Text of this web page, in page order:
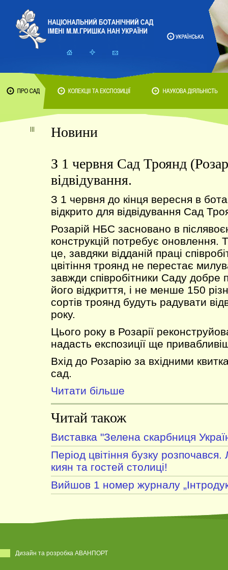
Новини
З 1 червня Сад Троянд
відвідування.
З 1 червня до кінця вересня в
відкрито для відвідування Сад
Розарій НБС засновано в
конструкцій потребує оновлення.
це, завдяки відданій праці
цвітіння троянд не перестає
завжди співробітники Саду добре
його відкриття, і не менше 150
сортів троянд будуть радувати
року.
Цього року в Розарії
надасть експозиції ще
Вхід до Розарію за вхідними
сад.
Читати більше
Читай також
Виставка "Зелена скарбниця
Період цвітіння бузку
киян та гостей столиці!
Вийшов 1 номер журналу
Дизайн та розробка АВАНПОРТ